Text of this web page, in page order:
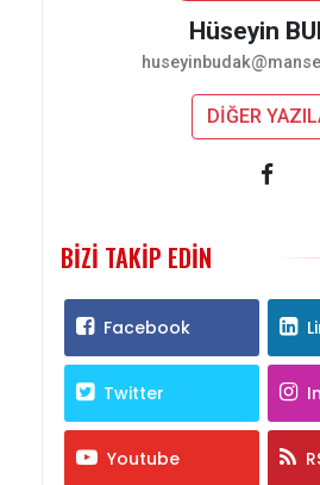
Hüseyin
DİĞER
BIZI TAKIP EDIN
Facebook
Twitter
Youtube